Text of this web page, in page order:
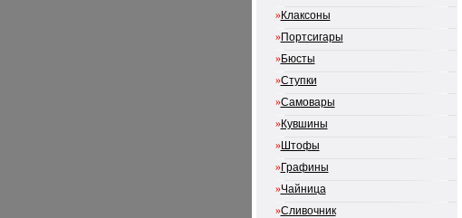
»Клаксоны
»Портсигары
»Бюсты
»Ступки
»Самовары
»Кувшины
»Штофы
»Графины
»Чайница
»Сливочник